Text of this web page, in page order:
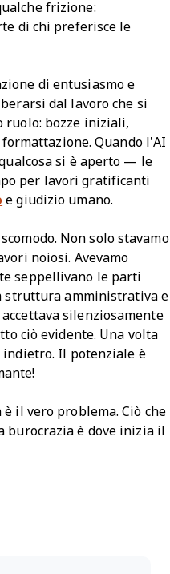
frizione:
di chi preferisce le
di entusiasmo e
dal lavoro che si
ruolo: bozze iniziali,
Quando l’AI
si è aperto — le
per lavori gratificanti
e giudizio umano.
Non solo stavamo
noiosi. Avevamo
seppellivano le parti
struttura amministrativa e
silenziosamente
ciò evidente. Una volta
Il potenziale è
è il vero problema. Ciò che
burocrazia è dove inizia il